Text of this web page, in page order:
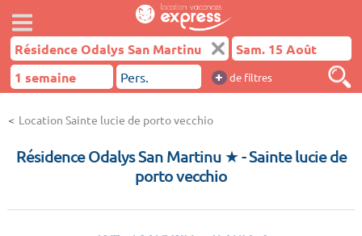
+ de filtres
Location Sainte lucie de porto vecchio
Résidence Odalys San Martinu ★- Sainte lucie de
porto vecchio